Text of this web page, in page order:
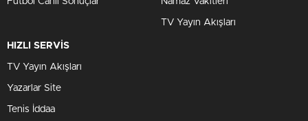
TV Yayın Akışları
HIZLI SERVİS
TV Yayın Akışları
Yazarlar Site
Tenis İddaa